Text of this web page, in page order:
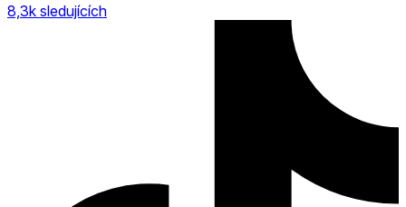
8,3k sledujících